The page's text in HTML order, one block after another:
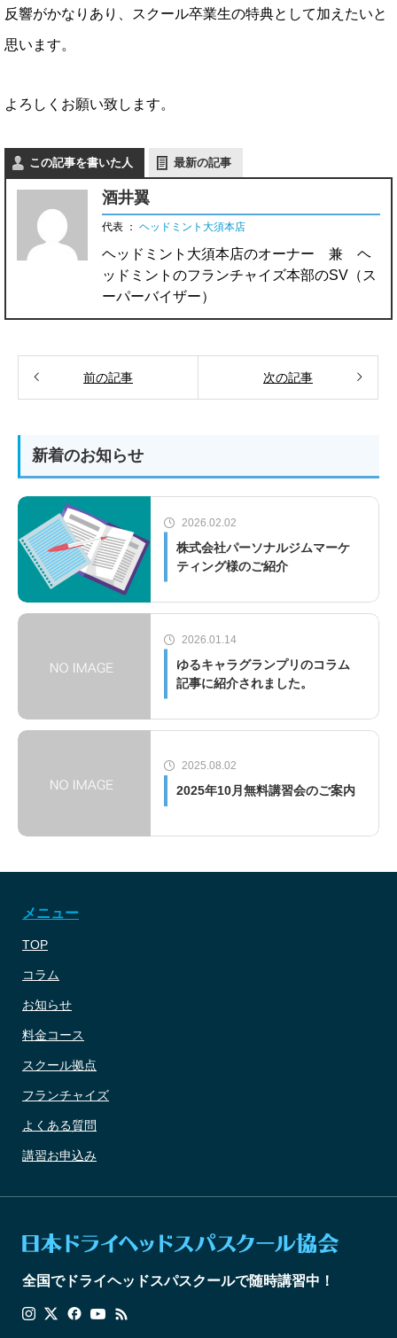
反響がかなりあり、スクール卒業生の特典として加えたいと
思います。
よろしくお願い致します。
この記事を書いた人 最新の記事
酒井翼
代表 ： ヘッドミント大須本店
ヘッドミント大須本店のオーナー 兼 ヘ
ッドミントのフランチャイズ本部のSV（ス
ーパーバイザー）
前の記事 次の記事
新着のお知らせ
2026.02.02
株式会社パーソナルジムマーケ
ティング様のご紹介
2026.01.14
ゆるキャラグランプリのコラム
記事に紹介されました。
2025.08.02
2025年10月無料講習会のご案内
メニュー
TOP
コラム
お知らせ
料金コース
スクール拠点
フランチャイズ
よくある質問
講習お申込み
全国でドライヘッドスパスクールで随時講習中！